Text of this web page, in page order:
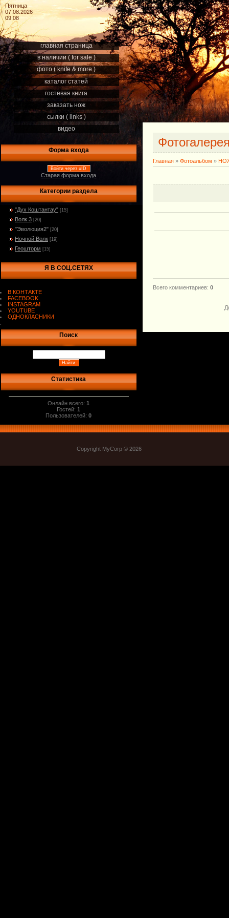
Пятница
07.08.2026
09:08
главная страница
в наличии ( for sale )
фото ( knife & more )
каталог статей
гостевая книга
заказать нож
сылки ( links )
видео
Форма входа
Войти через uID
Старая форма входа
Категории раздела
"Дух Коштантау" [15]
Волк 3 [20]
"Эволюция2" [20]
Ночной Волк [19]
Геошторм [15]
Я В СОЦ.СЕТЯХ
В КОНТАКТЕ
FACEBOOK
INSTAGRAM
YOUTUBE
ОДНОКЛАСНИКИ
Поиск
Статистика
Онлайн всего:1
Гостей:1
Пользователей:0
Главная » Фотоальбом »
Всего комментариев: 0
Copyright MyCorp © 2026